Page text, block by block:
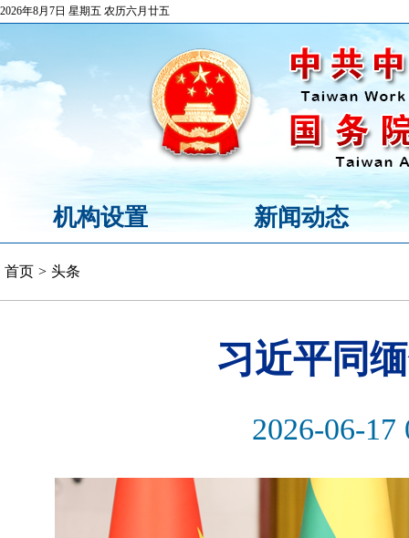
2026年8月7日 星期五 农历六月廿五
机构设置 新闻动态
首页 > 头条
习近平同
2026-06-17